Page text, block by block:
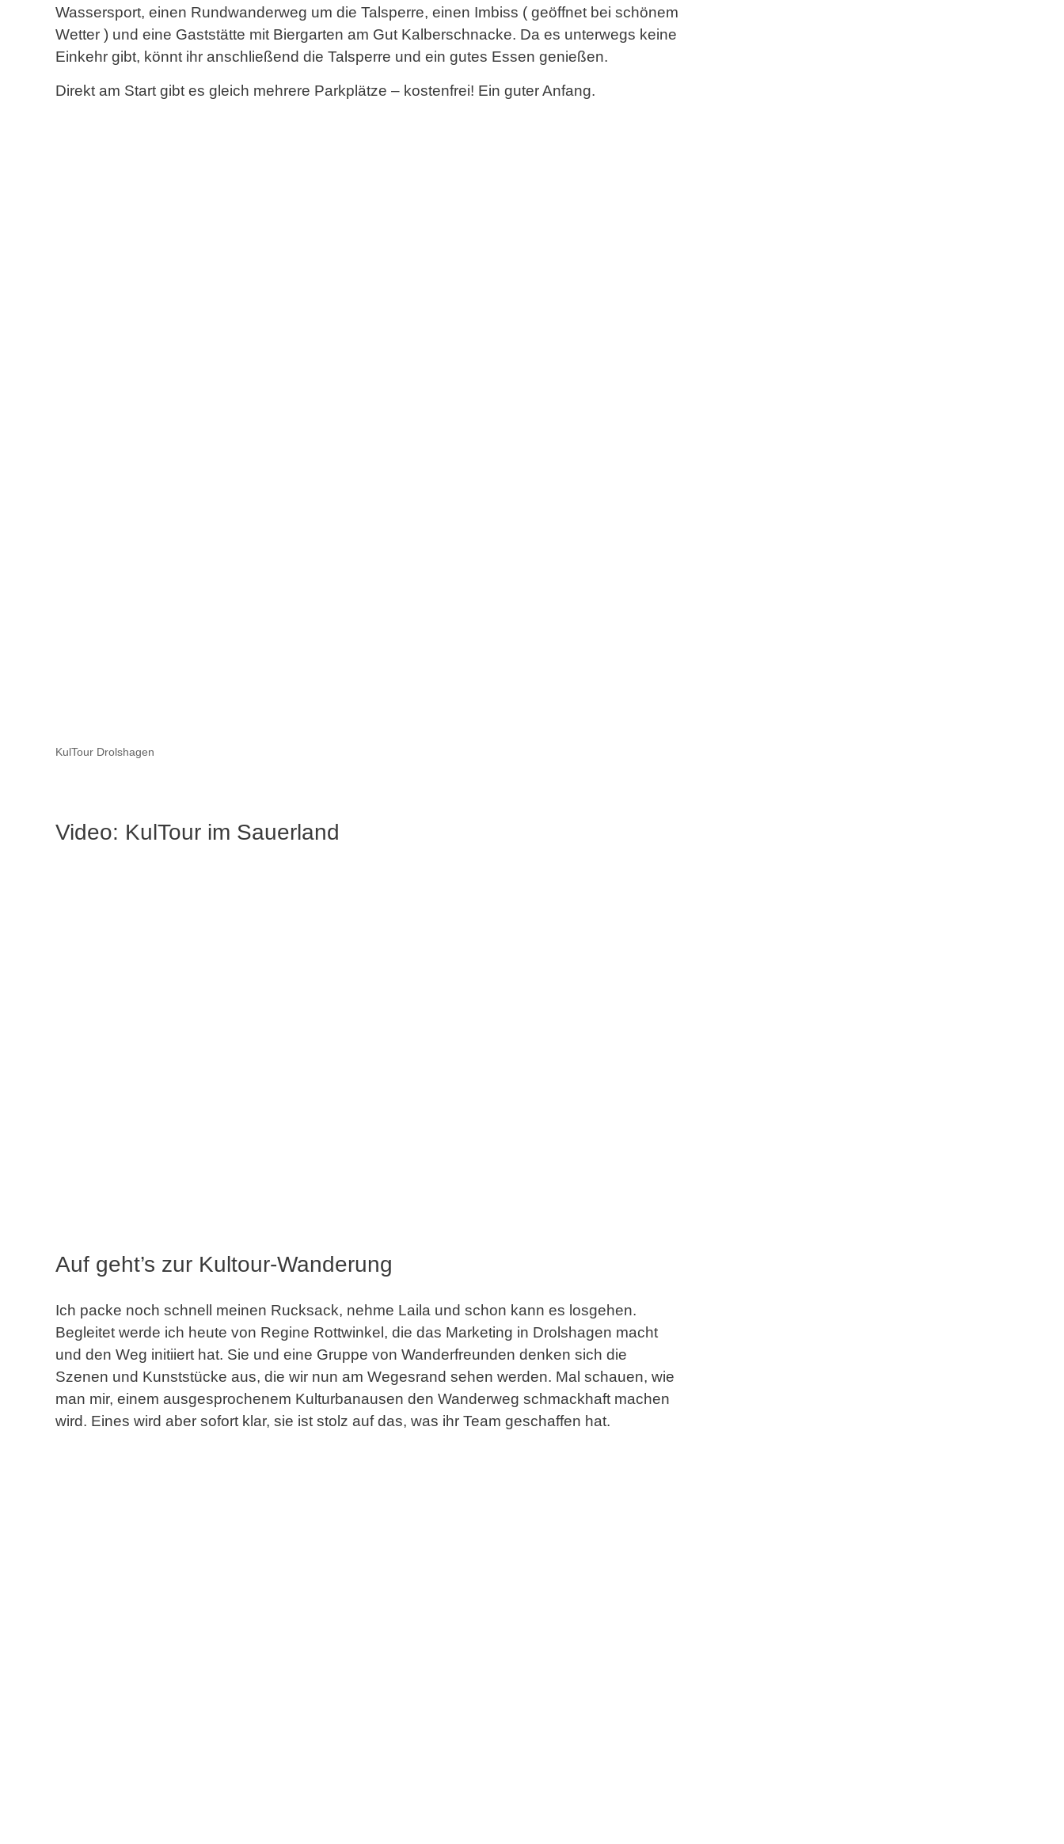
Wassersport, einen Rundwanderweg um die Talsperre, einen Imbiss ( geöffnet bei schönem
Wetter ) und eine Gaststätte mit Biergarten am Gut Kalberschnacke. Da es unterwegs keine
Einkehr gibt, könnt ihr anschließend die Talsperre und ein gutes Essen genießen.
Direkt am Start gibt es gleich mehrere Parkplätze – kostenfrei! Ein guter Anfang.
KulTour Drolshagen
Video: KulTour im Sauerland
Auf geht’s zur Kultour-Wanderung
Ich packe noch schnell meinen Rucksack, nehme Laila und schon kann es losgehen.
Begleitet werde ich heute von Regine Rottwinkel, die das Marketing in Drolshagen macht
und den Weg initiiert hat. Sie und eine Gruppe von Wanderfreunden denken sich die
Szenen und Kunststücke aus, die wir nun am Wegesrand sehen werden. Mal schauen, wie
man mir, einem ausgesprochenem Kulturbanausen den Wanderweg schmackhaft machen
wird. Eines wird aber sofort klar, sie ist stolz auf das, was ihr Team geschaffen hat.